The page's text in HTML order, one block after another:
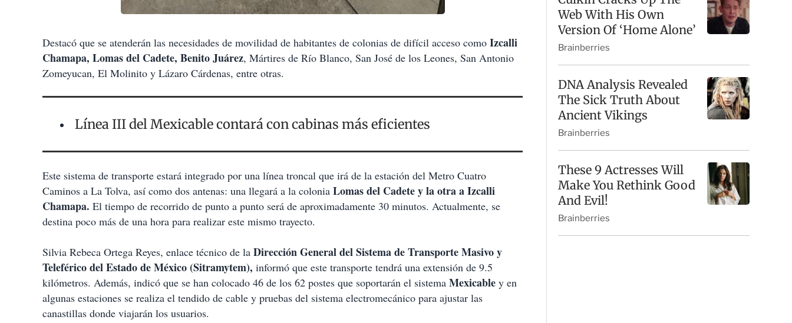
Destacó que se atenderán las necesidades de movilidad de habitantes de colonias de difícil acceso como Izcalli
Chamapa, Lomas del Cadete, Benito Juárez, Mártires de Río Blanco, San José de los Leones, San Antonio
Zomeyucan, El Molinito y Lázaro Cárdenas, entre otras.
Línea III del Mexicable contará con cabinas más eficientes
Este sistema de transporte estará integrado por una línea troncal que irá de la estación del Metro Cuatro
Caminos a La Tolva, así como dos antenas: una llegará a la colonia Lomas del Cadete y la otra a Izcalli
Chamapa. El tiempo de recorrido de punto a punto será de aproximadamente 30 minutos. Actualmente, se
destina poco más de una hora para realizar este mismo trayecto.
Silvia Rebeca Ortega Reyes, enlace técnico de la Dirección General del Sistema de Transporte Masivo y
Teleférico del Estado de México (Sitramytem), informó que este transporte tendrá una extensión de 9.5
kilómetros. Además, indicó que se han colocado 46 de los 62 postes que soportarán el sistema Mexicable y en
algunas estaciones se realiza el tendido de cable y pruebas del sistema electromecánico para ajustar las
canastillas donde viajarán los usuarios.